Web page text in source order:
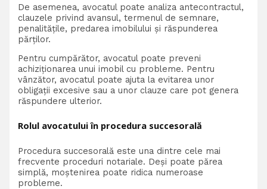
De asemenea, avocatul poate analiza antecontractul,
clauzele privind avansul, termenul de semnare,
penalitățile, predarea imobilului și răspunderea
părților.
Pentru cumpărător, avocatul poate preveni
achiziționarea unui imobil cu probleme. Pentru
vânzător, avocatul poate ajuta la evitarea unor
obligații excesive sau a unor clauze care pot genera
răspundere ulterior.
Rolul avocatului în procedura succesorală
Procedura succesorală este una dintre cele mai
frecvente proceduri notariale. Deși poate părea
simplă, moștenirea poate ridica numeroase
probleme.